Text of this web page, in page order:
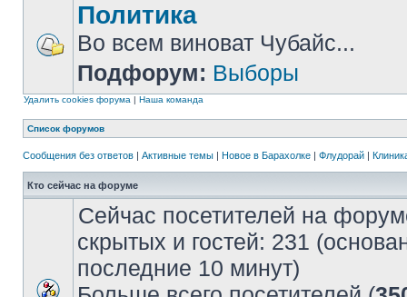
Политика
Во всем виноват Чубайс...
Подфорум: Выборы
Удалить cookies форума | Наша команда
Список форумов
Сообщения без ответов | Активные темы | Новое в Барахолке | Флудорай |
Кто сейчас на форуме
Сейчас посетителей на
скрытых и гостей: 231
последние 10 минут)